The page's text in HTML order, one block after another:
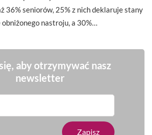
36% seniorów, 25% z nich deklaruje stany
obniżonego nastroju, a 30%…
aby otrzymywać nasz
newsletter